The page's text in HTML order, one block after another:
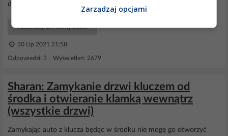
drugie są
Automatyka Przemysłowa
30 Lip 2021 21:58
Odpowiedzi: 3 Wyświetleń: 2679
Sharan: Zamykanie drzwi kluczem od
środka i otwieranie klamką wewnątrz
(wszystkie drzwi)
Zamykając auto z klucza będąc w środku nie mogę go otworzyć
Zarządzaj opcjami